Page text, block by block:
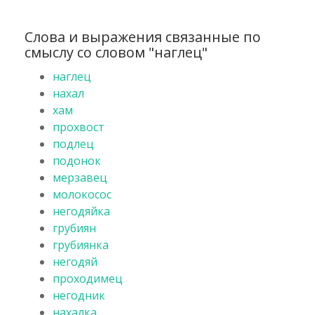
Слова и выражения связанные по
смыслу со словом "наглец"
наглец
нахал
хам
прохвост
подлец
подонок
мерзавец
молокосос
негодяйка
грубиян
грубиянка
негодяй
проходимец
негодник
нахалка